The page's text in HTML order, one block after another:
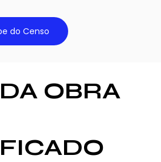
do Censo
OBRA